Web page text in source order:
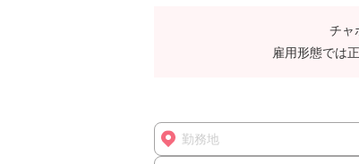
チャ
雇用形態では
勤務地